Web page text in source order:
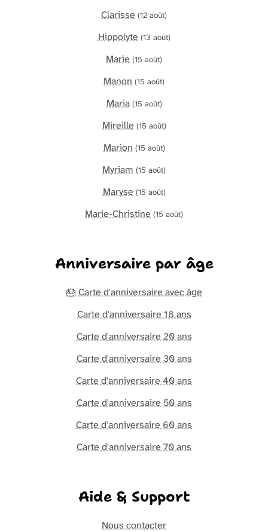
Clarisse (12 août)
Hippolyte (13 août)
Marie (15 août)
Manon (15 août)
Maria (15 août)
Mireille (15 août)
Marion (15 août)
Myriam (15 août)
Maryse (15 août)
Marie-Christine (15 août)
Anniversaire par âge
🎂 Carte d'anniversaire avec âge
Carte d'anniversaire 18 ans
Carte d'anniversaire 20 ans
Carte d'anniversaire 30 ans
Carte d'anniversaire 40 ans
Carte d'anniversaire 50 ans
Carte d'anniversaire 60 ans
Carte d'anniversaire 70 ans
Aide & Support
Nous contacter